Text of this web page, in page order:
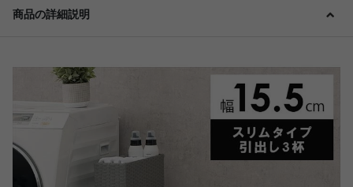
商品の詳細説明